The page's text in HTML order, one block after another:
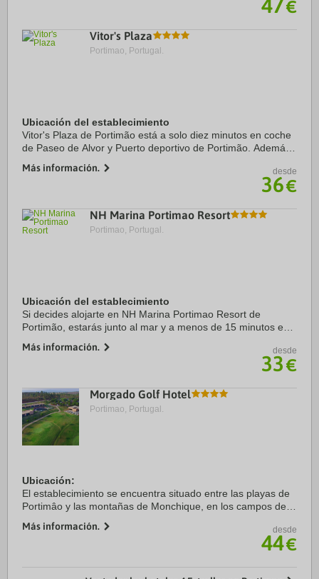
Dispone ...
47€
Vitor's Plaza
Portimao, Portugal.
Ubicación del establecimiento
Vitor's Plaza de Portimão está a solo diez minutos en coche
de Paseo de Alvor y Puerto deportivo de Portimão. Además,
de la Roca y a 10,6 km de ...
Más información. desde
36€
NH Marina Portimao Resort
Portimao, Portugal.
Ubicación del establecimiento
Si decides alojarte en NH Marina Portimao Resort de
Portimão, estarás junto al mar y a menos de 15 minutos en
apartotel para familias se encuentra a ...
Más información. desde
33€
Morgado Golf Hotel
Portimao, Portugal.
Ubicación:
El establecimiento se encuentra situado entre las playas de
Portimâo y las montañas de Monchique, en los campos de
Más información. desde
44€